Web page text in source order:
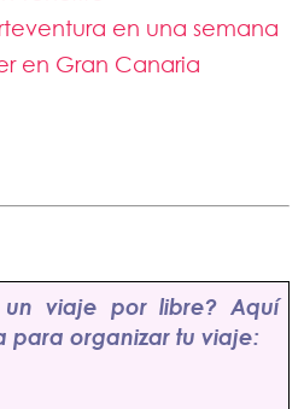
en una semana
en Gran Canaria
un viaje por libre? Aquí
para organizar tu viaje: